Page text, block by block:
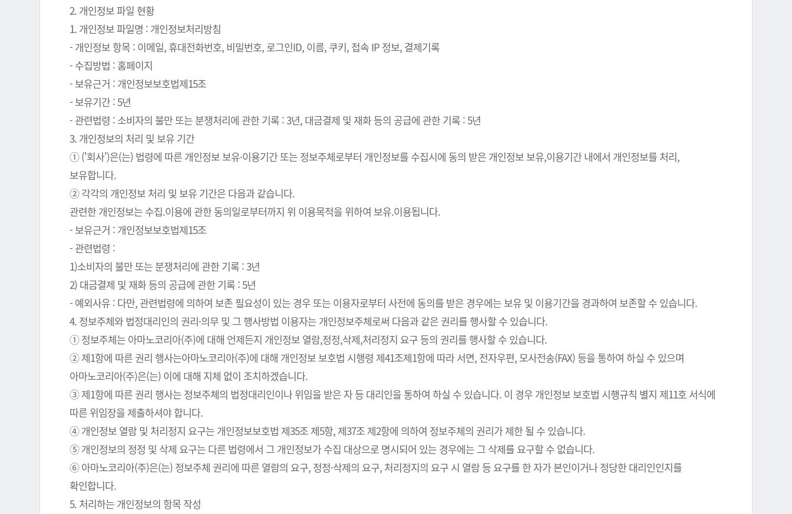
2. 개인정보 파일 현황
1. 개인정보 파일명 : 개인정보처리방침
- 개인정보 항목 : 이메일, 휴대전화번호, 비밀번호, 로그인ID, 이름, 쿠키, 접속 IP 정보, 결제기록
- 수집방법 : 홈페이지
- 보유근거 : 개인정보보호법제15조
- 보유기간 : 5년
- 관련법령 : 소비자의 불만 또는 분쟁처리에 관한 기록 : 3년, 대금결제 및 재화 등의 공급에 관한 기록 : 5년
3. 개인정보의 처리 및 보유 기간
① ('회사')은(는) 법령에 따른 개인정보 보유·이용기간 또는 정보주체로부터 개인정보를 수집시에 동의 받은 개인정보 보유,이용기간 내에서 개인정보를 처리,
보유합니다.
② 각각의 개인정보 처리 및 보유 기간은 다음과 같습니다.
관련한 개인정보는 수집.이용에 관한 동의일로부터까지 위 이용목적을 위하여 보유.이용됩니다.
- 보유근거 : 개인정보보호법제15조
- 관련법령 :
1)소비자의 불만 또는 분쟁처리에 관한 기록 : 3년
2) 대금결제 및 재화 등의 공급에 관한 기록 : 5년
- 예외사유 : 다만, 관련법령에 의하여 보존 필요성이 있는 경우 또는 이용자로부터 사전에 동의를 받은 경우에는 보유 및 이용기간을 경과하여 보존할 수 있습니다.
4. 정보주체와 법정대리인의 권리·의무 및 그 행사방법 이용자는 개인정보주체로써 다음과 같은 권리를 행사할 수 있습니다.
① 정보주체는 아마노코리아(주)에 대해 언제든지 개인정보 열람,정정,삭제,처리정지 요구 등의 권리를 행사할 수 있습니다.
② 제1항에 따른 권리 행사는아마노코리아(주)에 대해 개인정보 보호법 시행령 제41조제1항에 따라 서면, 전자우편, 모사전송(FAX) 등을 통하여 하실 수 있으며
아마노코리아(주)은(는) 이에 대해 지체 없이 조치하겠습니다.
③ 제1항에 따른 권리 행사는 정보주체의 법정대리인이나 위임을 받은 자 등 대리인을 통하여 하실 수 있습니다. 이 경우 개인정보 보호법 시행규칙 별지 제11호 서식에
따른 위임장을 제출하셔야 합니다.
④ 개인정보 열람 및 처리정지 요구는 개인정보보호법 제35조 제5항, 제37조 제2항에 의하여 정보주체의 권리가 제한 될 수 있습니다.
⑤ 개인정보의 정정 및 삭제 요구는 다른 법령에서 그 개인정보가 수집 대상으로 명시되어 있는 경우에는 그 삭제를 요구할 수 없습니다.
⑥ 아마노코리아(주)은(는) 정보주체 권리에 따른 열람의 요구, 정정·삭제의 요구, 처리정지의 요구 시 열람 등 요구를 한 자가 본인이거나 정당한 대리인인지를
확인합니다.
5. 처리하는 개인정보의 항목 작성